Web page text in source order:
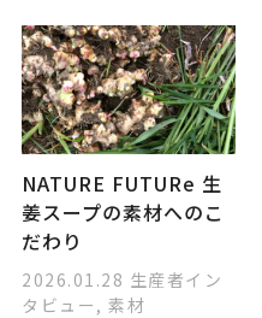
NATURE FUTURe 生
姜スープの素材へのこ
だわり
2026.01.28 生産者イン
タビュー, 素材